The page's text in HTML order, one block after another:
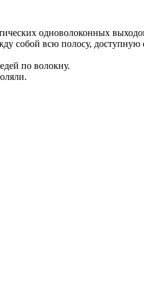
одноволоконных
собой всю полосу,
по волокну.